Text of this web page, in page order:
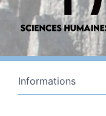
Informations